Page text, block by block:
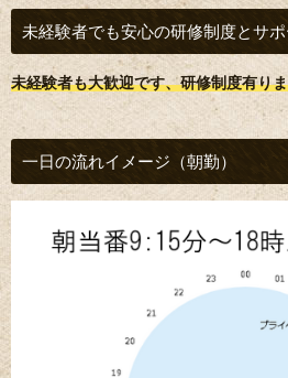
未経験者でも安心の研修制度とサポ
未経験者も大歓迎です、研修制度有り
一日の流れイメージ（朝勤）